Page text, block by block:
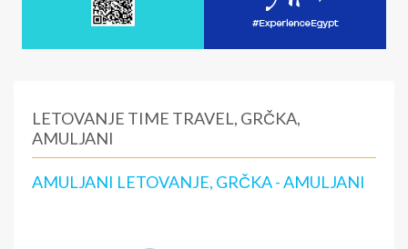
LETOVANJE TIME TRAVEL, GRČKA,
AMULJANI
AMULJANI LETOVANJE, GRČKA - AMULJANI